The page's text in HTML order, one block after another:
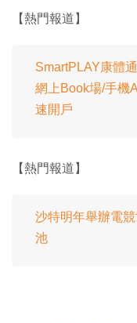
【熱門報道】
SmartPLAY康體
網上Book場/手機
速開戶
【熱門報道】
沙特明年舉辦電
池